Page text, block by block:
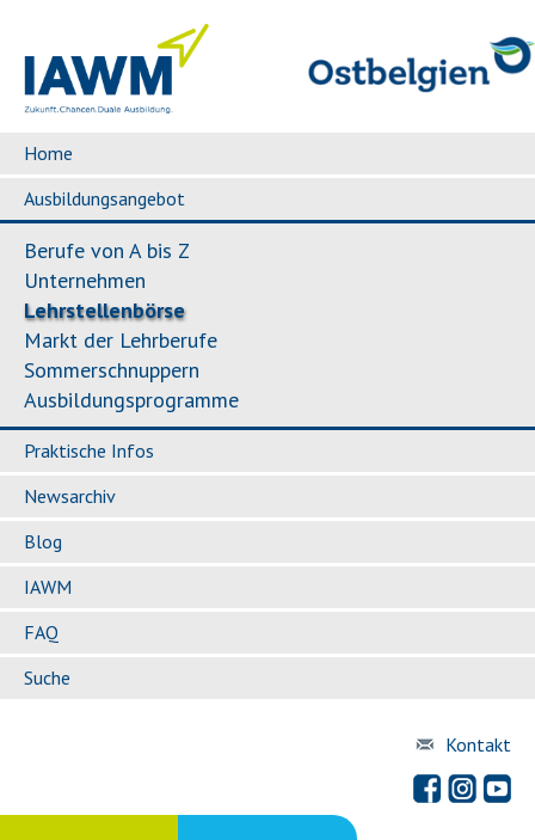
Home
Ausbildungsangebot
Berufe von A bis Z
Unternehmen
Lehrstellenbörse
Markt der Lehrberufe
Sommerschnuppern
Ausbildungsprogramme
Praktische Infos
Newsarchiv
Blog
IAWM
FAQ
Suche
Kontakt